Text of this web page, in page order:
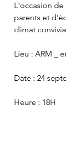
L'occasion de
parents et
climat
Lieu : ARM _
Date : 24
Heure : 18H